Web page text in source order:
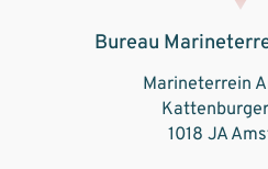
Bureau
Marineterrein
1018 JA